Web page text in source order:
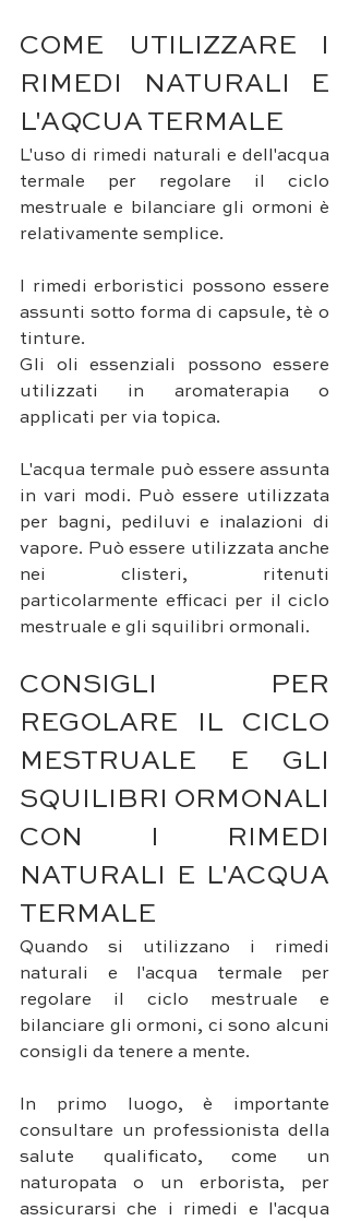
COME UTILIZZARE I
RIMEDI NATURALI E
L'AQCUA TERMALE
L'uso di rimedi naturali e dell'acqua
termale per regolare il ciclo
mestruale e bilanciare gli ormoni è
relativamente semplice.
I rimedi erboristici possono essere
assunti sotto forma di capsule, tè o
tinture.
Gli oli essenziali possono essere
utilizzati in aromaterapia o
applicati per via topica.
L'acqua termale può essere assunta
in vari modi. Può essere utilizzata
per bagni, pediluvi e inalazioni di
vapore. Può essere utilizzata anche
nei clisteri, ritenuti
particolarmente efficaci per il ciclo
mestruale e gli squilibri ormonali.
CONSIGLI PER
REGOLARE IL CICLO
MESTRUALE E GLI
SQUILIBRI ORMONALI
CON I RIMEDI
NATURALI E L'ACQUA
TERMALE
Quando si utilizzano i rimedi
naturali e l'acqua termale per
regolare il ciclo mestruale e
bilanciare gli ormoni, ci sono alcuni
consigli da tenere a mente.
In primo luogo, è importante
consultare un professionista della
salute qualificato, come un
naturopata o un erborista, per
assicurarsi che i rimedi e l'acqua